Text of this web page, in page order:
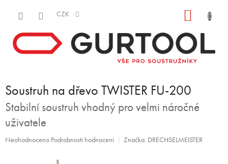
CZK
Soustruh na dřevo TWISTER FU-200
Stabilní soustruh vhodný pro velmi náročné
uživatele
Průměrné
Neohodnoceno Podrobnosti hodnocení Značka: DRECHSELMEISTER